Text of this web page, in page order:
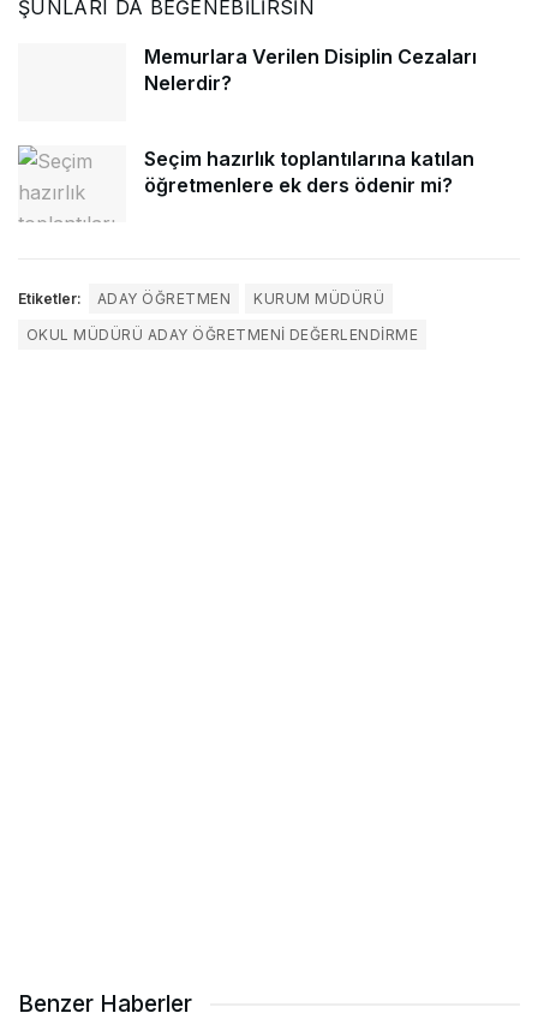
ŞUNLARI DA BEĞENEBILIRSIN
Memurlara Verilen Disiplin Cezaları
Nelerdir?
Seçim hazırlık toplantılarına katılan
öğretmenlere ek ders ödenir mi?
Etiketler: ADAY ÖĞRETMEN
KURUM MÜDÜRÜ
OKUL MÜDÜRÜ ADAY ÖĞRETMENI DEĞERLENDIRME
Benzer Haberler